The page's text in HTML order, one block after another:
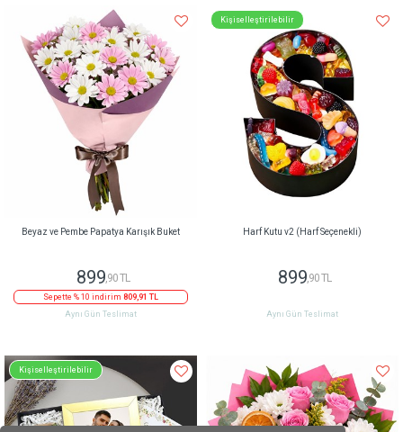
Beyaz ve Pembe Papatya Karışık Buket
899,90 TL
Sepette % 10 indirim 809,91 TL
Aynı Gün Teslimat
Kişiselleştirilebilir
Harf Kutu v2 (Harf Seçenekli)
899,90 TL
Aynı Gün Teslimat
Kişiselleştirilebilir